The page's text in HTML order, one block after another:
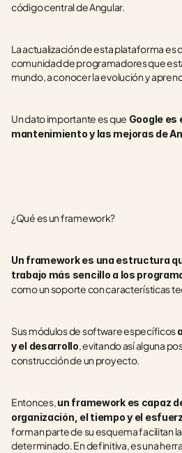
código central de Angular.
La actualización de esta plataforma es
comunidad de programadores que
mundo, a conocer la evolución y
Un dato importante es que Google es
mantenimiento y las mejoras de
¿Qué es un framework?
Un framework es una estructura
trabajo más sencillo a los
como un soporte con características
Sus módulos de software específicos
y el desarrollo, evitando así alguna
construcción de un proyecto.
Entonces, un framework es capaz
organización, el tiempo y el
forman parte de su esquema facilitan
determinado. En definitiva, es una